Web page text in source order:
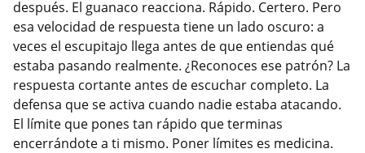
después. El guanaco reacciona. Rápido. Certero. Pero
esa velocidad de respuesta tiene un lado oscuro: a
veces el escupitajo llega antes de que entiendas qué
estaba pasando realmente. ¿Reconoces ese patrón? La
respuesta cortante antes de escuchar completo. La
defensa que se activa cuando nadie estaba atacando.
El límite que pones tan rápido que terminas
encerrándote a ti mismo. Poner límites es medicina.